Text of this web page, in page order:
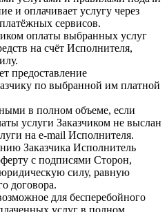
и оплачивает услугу через
сервисов.
оплаты выбранных услуг
на счёт Исполнителя,
предоставление
по выбранной им платной
в полном объеме, если
услуги Заказчиком не выслан
на e-mail Исполнителя.
Заказчика Исполнитель
с подписями Сторон,
юридическую силу, равную
договора.
для бесперебойного
услуг в полном